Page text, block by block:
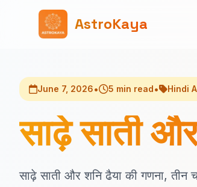
AstroKaya
June 7, 2026• 5 min read• Hindi
साढ़े साती
साढ़े साती और शनि ढैया की गणना, तीन